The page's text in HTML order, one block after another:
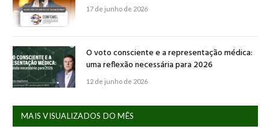
17 de junho de 2026
O voto consciente e a representação médica:
uma reflexão necessária para 2026
12 de junho de 2026
MAIS VISUALIZADOS DO MÊS